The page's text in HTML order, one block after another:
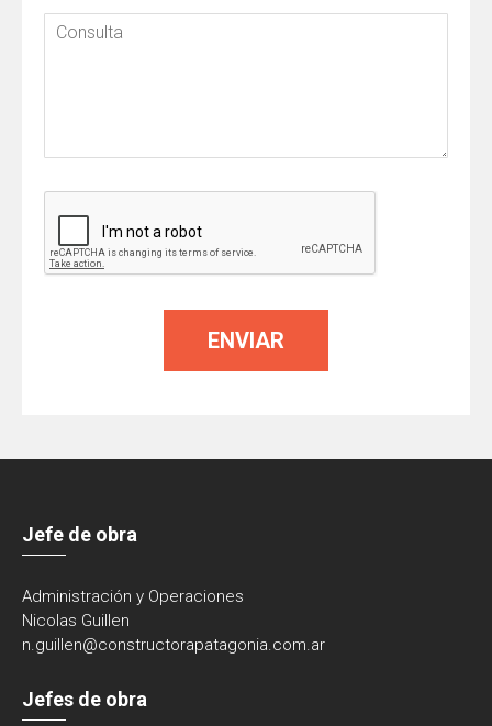
Jefe de obra
Administración y Operaciones
Nicolas Guillen
n.guillen@constructorapatagonia.com.ar
Jefes de obra